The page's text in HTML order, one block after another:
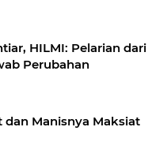
HILMI: Pelarian dari
Perubahan
dan Manisnya Maksiat